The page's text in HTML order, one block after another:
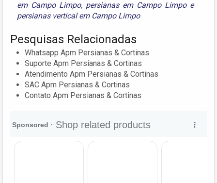
em Campo Limpo, persianas em Campo Limpoe
persianas vertical em Campo Limpo
Pesquisas Relacionadas
Whatsapp Apm Persianas & Cortinas
Suporte Apm Persianas & Cortinas
Atendimento Apm Persianas & Cortinas
SAC Apm Persianas & Cortinas
Contato Apm Persianas & Cortinas